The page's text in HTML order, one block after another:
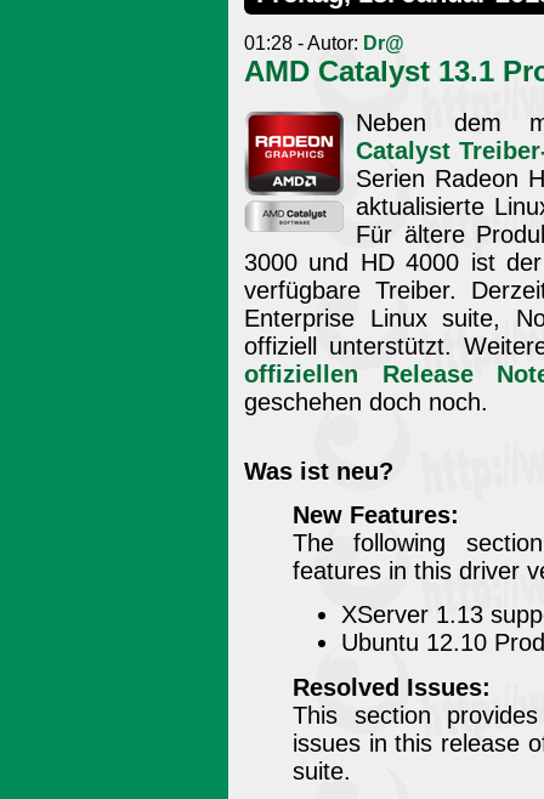
01:28 - Autor: Dr@
AMD Catalyst 13.1
Neben dem
Catalyst
Serien Radeon
aktualisierte
Für ältere
3000 und HD 4000 ist
verfügbare Treiber.
Enterprise Linux suite,
offiziell unterstützt.
offiziellen Release
geschehen doch noch.
Was ist neu?
New Features:
The following
features in this driver
XServer 1.13
Ubuntu 12.10
Resolved Issues:
This section
issues in this release
suite.